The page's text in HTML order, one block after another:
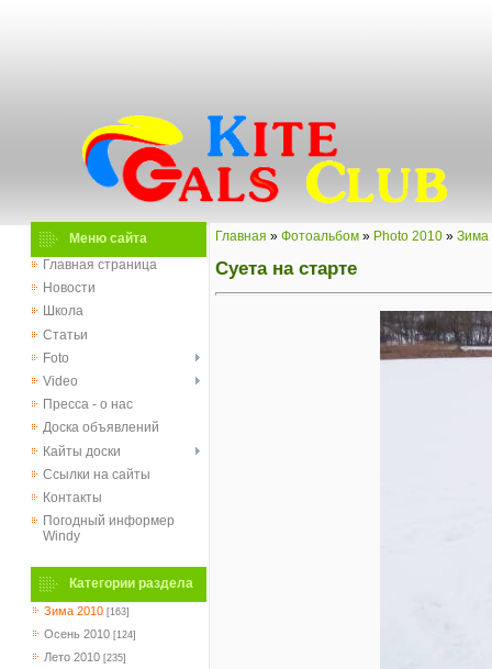
Меню сайта
Главная страница
Новости
Школа
Статьи
Foto
Video
Пресса - о нас
Доска объявлений
Кайты доски
Ссылки на сайты
Контакты
Погодный информер
Windy
Категории раздела
Зима 2010 [163]
Осень 2010 [124]
Лето 2010 [235]
Главная » Фотоальбом » Photo 2010 » Зима
Суета на старте